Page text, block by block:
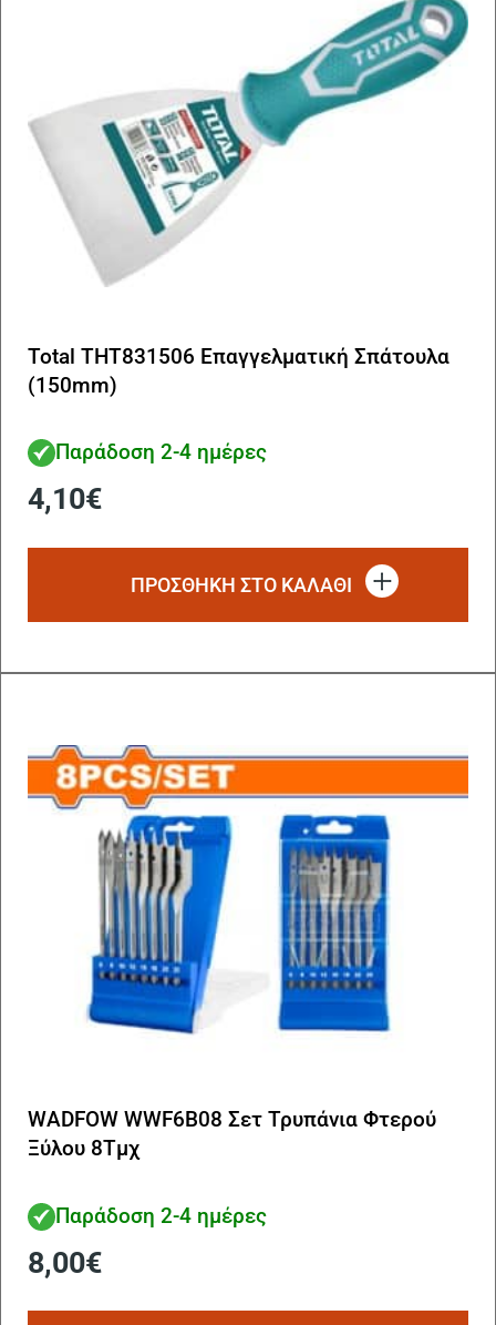
Total THT831506 Επαγγελματική Σπάτουλα
(150mm)
Παράδοση 2-4 ημέρες
4,10€
ΠΡΟΣΘΗΚΗ ΣΤΟ ΚΑΛΑΘΙ
WADFOW WWF6B08 Σετ Τρυπάνια Φτερού
Ξύλου 8Τμχ
Παράδοση 2-4 ημέρες
8,00€